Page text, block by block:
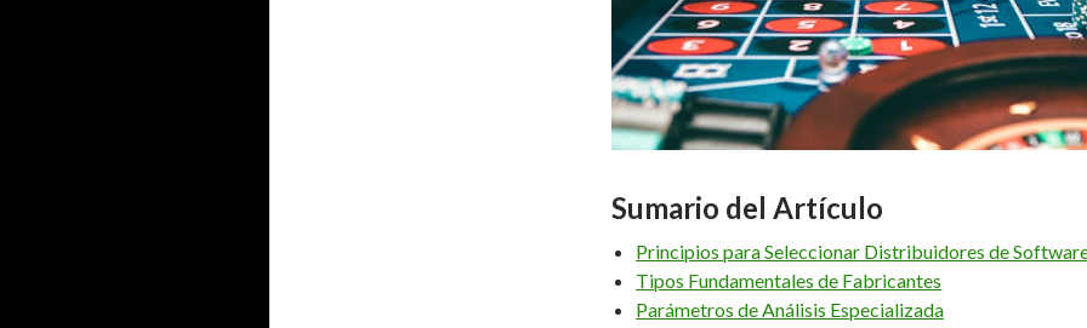
Sumario del Artículo
Principios para Seleccionar Distribuidores de
Tipos Fundamentales de Fabricantes
Parámetros de Análisis Especializada